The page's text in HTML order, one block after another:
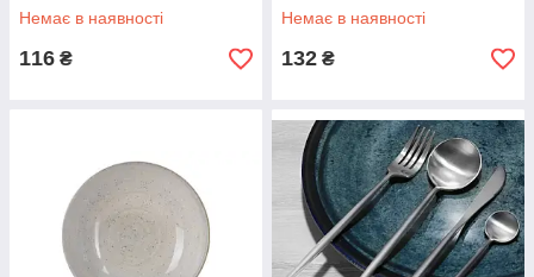
Немає в наявності
116 ₴
Немає в наявності
132 ₴